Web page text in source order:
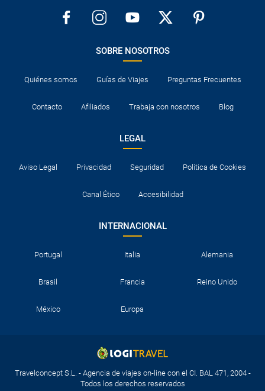
SOBRE NOSOTROS
Quiénes somos Guías de Viajes Preguntas Frecuentes
Contacto Afiliados Trabaja con nosotros Blog
LEGAL
Aviso Legal Privacidad Seguridad Política de Cookies
Canal Ético Accesibilidad
INTERNACIONAL
Portugal Italia Alemania
Brasil Francia Reino Unido
México Europa
Travelconcept S.L. - Agencia de viajes on-line con el CI. BAL 471, 2004 -
Todos los derechos reservados